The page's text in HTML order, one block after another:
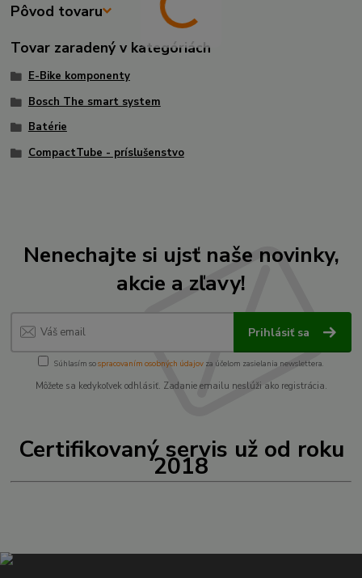
Pôvod tovaru
Tovar zaradený v kategóriách
E-Bike komponenty
Bosch The smart system
Batérie
CompactTube - príslušenstvo
Nenechajte si ujsť naše novinky,
akcie a zľavy!
Prihlásiť sa
Súhlasím sospracovaním osobných údajov za účelom zasielania newslettera.
Môžete sa kedykoľvek odhlásiť. Zadanie emailu neslúži ako registrácia.
Certifikovaný servis už od roku
2018